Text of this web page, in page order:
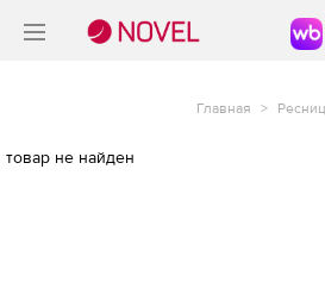
Главная >
товар не найден